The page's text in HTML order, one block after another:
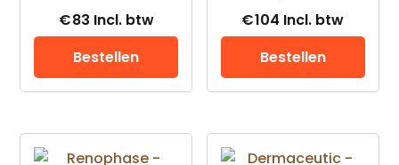
€83 Incl. btw
Bestellen
€104 Incl. btw
Bestellen